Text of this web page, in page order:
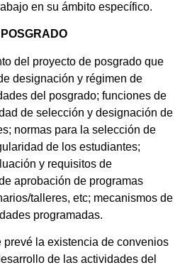
en su ámbito específico.
del proyecto de posgrado que
designación y régimen de
del posgrado; funciones de
de selección y designación de
normas para la selección de
de los estudiantes;
y requisitos de
aprobación de programas
talleres, etc; mecanismos de
programadas.
la existencia de convenios
de las actividades del